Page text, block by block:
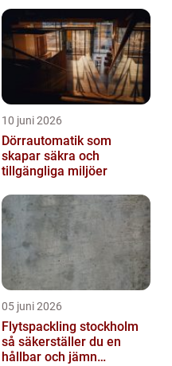
10 juni 2026
Dörrautomatik som
skapar säkra och
tillgängliga miljöer
05 juni 2026
Flytspackling stockholm
så säkerställer du en
hållbar och jämn